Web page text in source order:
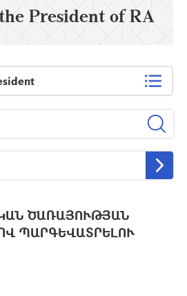
President of RA
ԾԱՌԱՅՈՒԹՅԱՆ
ՊԱՐԳԵՎԱՏՐԵԼՈՒ